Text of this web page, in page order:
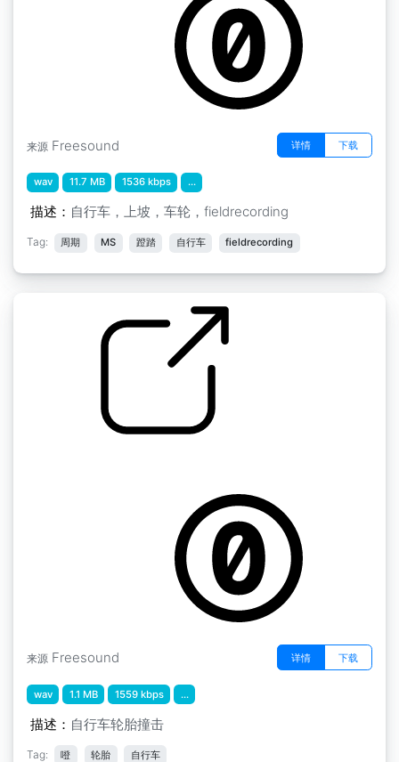
来源 Freesound 详情 下载
wav 11.7 MB 1536 kbps ...
描述： 自行车，上坡，车轮，fieldrecording
Tag: 周期 MS 蹬踏 自行车 fieldrecording
来源 Freesound 详情 下载
wav 1.1 MB 1559 kbps ...
描述： 自行车轮胎撞击
Tag: 噔 轮胎 自行车